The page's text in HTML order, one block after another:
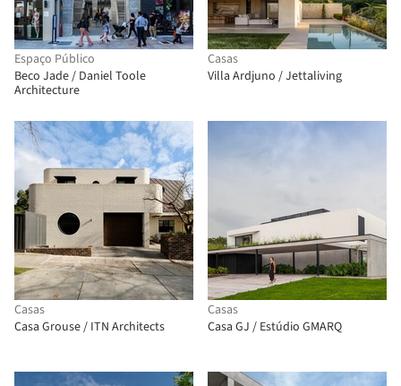
Espaço Público
Beco Jade / Daniel Toole
Architecture
Casas
Villa Ardjuno / Jettaliving
Casas
Casa Grouse / ITN Architects
Casas
Casa GJ / Estúdio GMARQ